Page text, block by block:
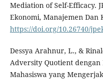
Mediation of Self-Efficacy.
Ekonomi, Manajemen Dan
https://doi.org/10.26740/
Dessya Arahnur, L., &
Adversity Quotient
Mahasiswa yang